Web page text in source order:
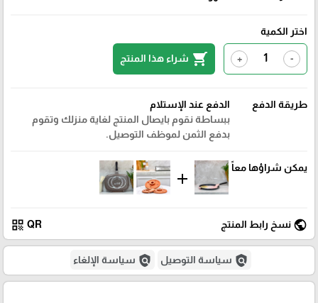
اختر الكمية
-
+
shopping_cart شراء هذا المنتج
طريقة الدفع
الدفع عند الإستلام
ببساطة نقوم بايصال المنتج لغاية منزلك وتقوم
بدفع الثمن لموظف التوصيل.
يمكن شراؤها معاً
add
public نسخ رابط المنتج QR
qr_code
policy سياسة التوصيل policy سياسة الإلغاء